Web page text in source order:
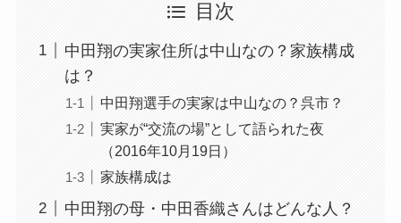
目次
中田翔の実家住所は中山なの？家族構成
は？
中田翔選手の実家は中山なの？呉市？
実家が“交流の場”として語られた夜
（2016年10月19日）
家族構成は
中田翔の母・中田香織さんはどんな人？